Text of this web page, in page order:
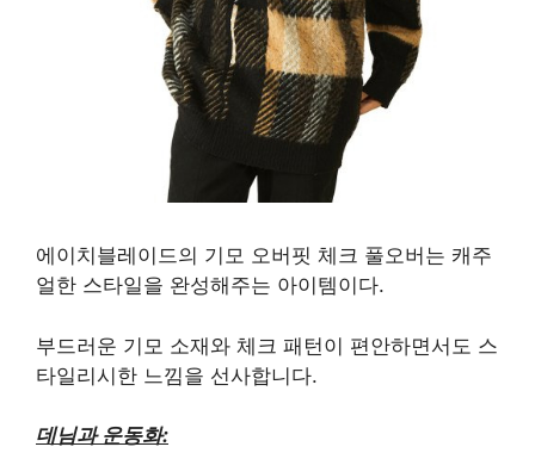
에이치블레이드의 기모 오버핏 체크 풀오버는 캐주
얼한 스타일을 완성해주는 아이템이다.
부드러운 기모 소재와 체크 패턴이 편안하면서도 스
타일리시한 느낌을 선사합니다.
데님과 운동화: